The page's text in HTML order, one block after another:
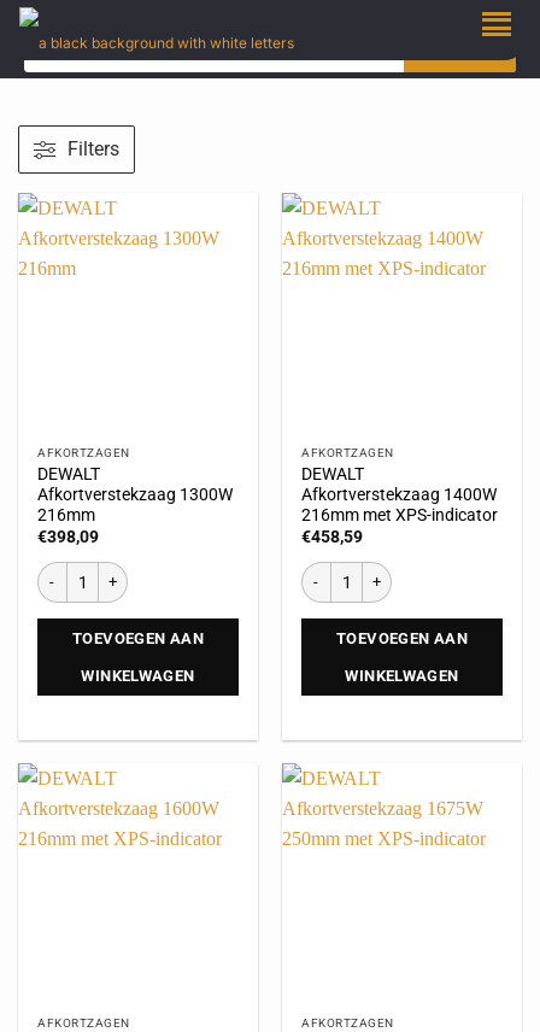
Filters
AFKORTZAGEN
DEWALT
Afkortverstekzaag 1300W
216mm
€398,09
TOEVOEGEN AAN
WINKELWAGEN
AFKORTZAGEN
DEWALT
Afkortverstekzaag 1400W
216mm met XPS-indicator
€458,59
TOEVOEGEN AAN
WINKELWAGEN
AFKORTZAGEN AFKORTZAGEN